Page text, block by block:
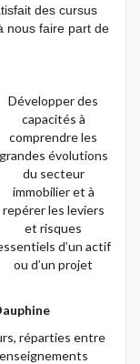
des cursus
nous faire part de
Développer des
capacités à
comprendre les
grandes évolutions
du secteur
immobilier et à
repérer les leviers
et risques
d’un actif
ou d’un projet
réparties entre